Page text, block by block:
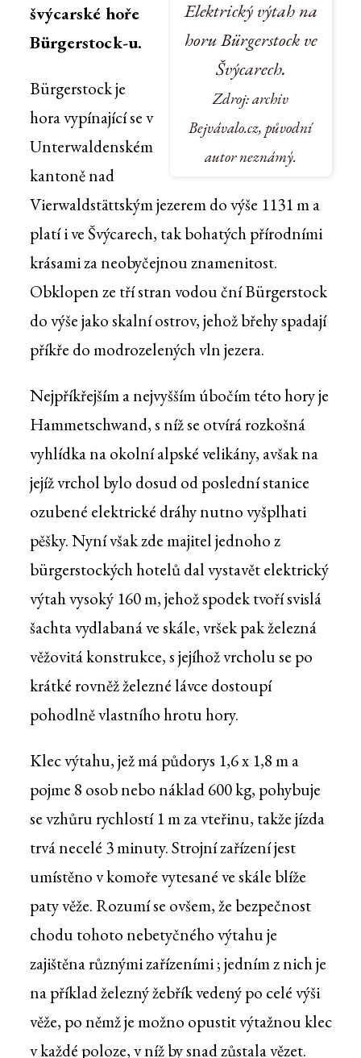
Elektrický výtah na
horu Bürgerstock ve
Švýcarech.
Zdroj: archiv
Bejvávalo.cz, původní
autor neznámý.
švýcarské hoře
Bürgerstock-u.
Bürgerstock je
hora vypínající se v
Unterwaldenském
kantoně nad
Vierwaldstättským jezerem do výše 1131 m a
platí i ve Švýcarech, tak bohatých přírodními
krásami za neobyčejnou znamenitost.
Obklopen ze tří stran vodou ční Bürgerstock
do výše jako skalní ostrov, jehož břehy spadají
příkře do modrozelených vln jezera.
Nejpříkřejším a nejvyšším úbočím této hory je
Hammetschwand, s níž se otvírá rozkošná
vyhlídka na okolní alpské velikány, avšak na
jejíž vrchol bylo dosud od poslední stanice
ozubené elektrické dráhy nutno vyšplhati
pěšky. Nyní však zde majitel jednoho z
bürgerstockých hotelů dal vystavět elektrický
výtah vysoký 160 m, jehož spodek tvoří svislá
šachta vydlabaná ve skále, vršek pak železná
věžovitá konstrukce, s jejíhož vrcholu se po
krátké rovněž železné lávce dostoupí
pohodlně vlastního hrotu hory.
Klec výtahu, jež má půdorys 1,6 x 1,8 m a
pojme 8 osob nebo náklad 600 kg, pohybuje
se vzhůru rychlostí 1 m za vteřinu, takže jízda
trvá necelé 3 minuty. Strojní zařízení jest
umístěno v komoře vytesané ve skále blíže
paty věže. Rozumí se ovšem, že bezpečnost
chodu tohoto nebetyčného výtahu je
zajištěna různými zařízeními ; jedním z nich je
na příklad železný žebřík vedený po celé výši
věže, po němž je možno opustit výtažnou klec
v každé poloze, v níž by snad zůstala vězet.